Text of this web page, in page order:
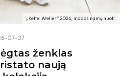
„Kettel Atelier“ 2026, mados namų nuotr.
07-07
ženklas
naują